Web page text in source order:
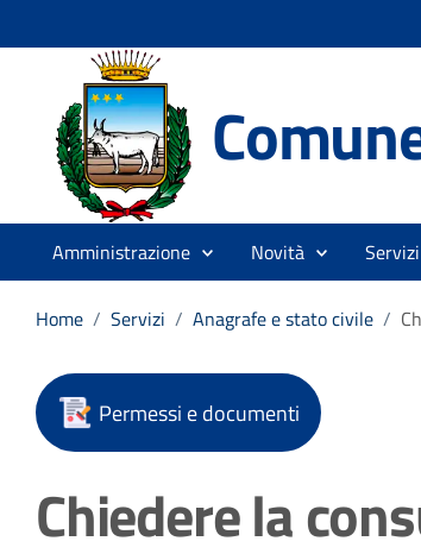
Amministrazione Novità Servizi
Home / Servizi / Anagrafe e stato civile /
Permessi e documenti
Chiedere la